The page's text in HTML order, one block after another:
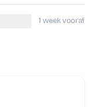
1 week vooraf